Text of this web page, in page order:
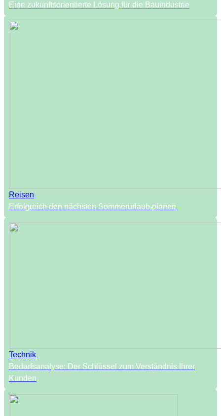
Eine zukunftsorientierte Lösung für die Bauindustrie
Reisen
Erfolgreich den nächsten Sommerurlaub planen
Technik
Bedarfsanalyse: Der Schlüssel zum Verständnis Ihrer
Kunden